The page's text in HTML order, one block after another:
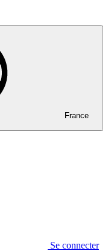
France
Se connecter